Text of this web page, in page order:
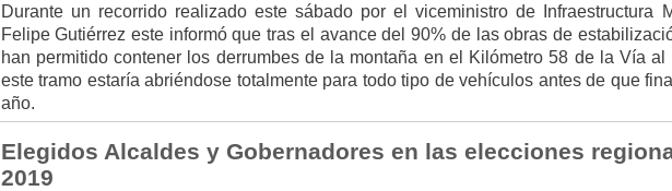
Durante un recorrido realizado este sábado por el viceministro de Infraestructura
Felipe Gutiérrez este informó que tras el avance del 90% de las obras de
han permitido contener los derrumbes de la montaña en el Kilómetro 58 de la Vía al
este tramo estaría abriéndose totalmente para todo tipo de vehículos antes de que
año.
Elegidos Alcaldes y Gobernadores en las elecciones
2019